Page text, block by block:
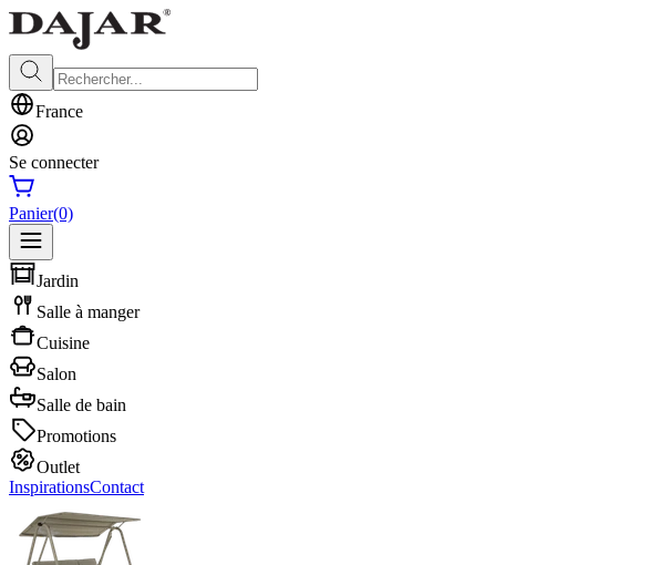
France
Se connecter
Panier(0)
Jardin
Salle à manger
Cuisine
Salon
Salle de bain
Promotions
Outlet
InspirationsContact